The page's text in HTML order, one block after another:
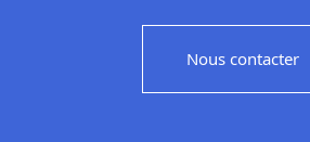
Nous contacter